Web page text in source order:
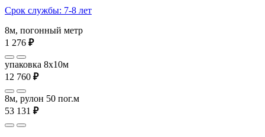
Срок службы: 7-8 лет
8м, погонный метр
1 276 ₽
упаковка 8x10м
12 760 ₽
8м, рулон 50 пог.м
53 131 ₽